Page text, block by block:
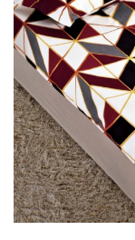
Cuverturi bumbac
Cuverturi catifea
Huse de protecție
Huse de protectie
Huse de protecție
Prosoape
Prosoape de baie
Electrocasnice
Cântare electronice